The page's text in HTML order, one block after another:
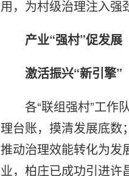
用，为村级治理注入强
产业“强村”促发展
激活振兴“新引擎”
各“联组强村”工作
理台账，摸清发展底数
推动治理效能转化为发
业，柏庄已成功引进许